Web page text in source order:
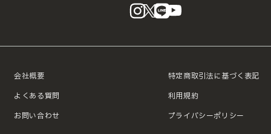
instagram
X LINE
会社概要
よくある質問
お問い合わせ
特定商取引法に基づく表記
利用規約
プライバシーポリシー